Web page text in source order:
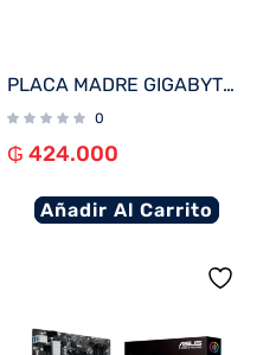
PLACA MADRE GIGABYTE AM4 A520M K V2 V/S/R/HDMI/M.2/DDR4/USB3.2/MATX
0
₲ 424.000
Añadir Al Carrito